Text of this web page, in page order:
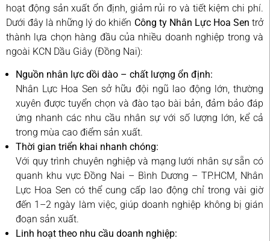
hoạt động sản xuất ổn định, giảm rủi ro và tiết kiệm chi phí.
Dưới đây là những lý do khiến Công ty Nhân Lực Hoa Sen trở
thành lựa chọn hàng đầu của nhiều doanh nghiệp trong và
ngoài KCN Dầu Giây (Đồng Nai):
Nguồn nhân lực dồi dào – chất lượng ổn định:
Nhân Lực Hoa Sen sở hữu đội ngũ lao động lớn, thường
xuyên được tuyển chọn và đào tạo bài bản, đảm bảo đáp
ứng nhanh các nhu cầu nhân sự với số lượng lớn, kể cả
trong mùa cao điểm sản xuất.
Thời gian triển khai nhanh chóng:
Với quy trình chuyên nghiệp và mạng lưới nhân sự sẵn có
quanh khu vực Đồng Nai – Bình Dương – TP.HCM, Nhân
Lực Hoa Sen có thể cung cấp lao động chỉ trong vài giờ
đến 1–2 ngày làm việc, giúp doanh nghiệp không bị gián
đoạn sản xuất.
Linh hoạt theo nhu cầu doanh nghiệp: